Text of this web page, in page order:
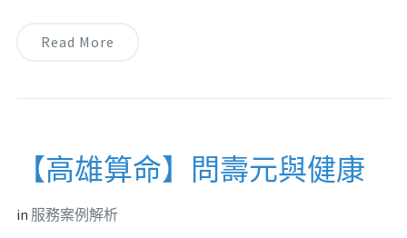
Read More
【高雄算命】問壽元與健康
in 服務案例解析